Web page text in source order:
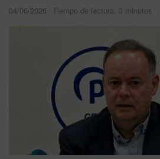
04/06/2026 Tiempo de lectura: 3 minutos